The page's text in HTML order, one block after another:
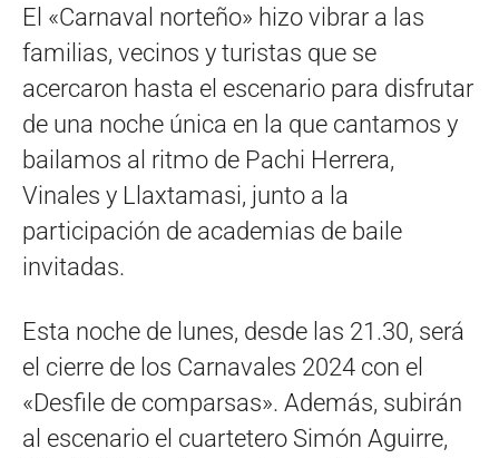
El «Carnaval norteño» hizo vibrar a las
familias, vecinos y turistas que se
acercaron hasta el escenario para disfrutar
de una noche única en la que cantamos y
bailamos al ritmo de Pachi Herrera,
Vinales y Llaxtamasi, junto a la
participación de academias de baile
invitadas.
Esta noche de lunes, desde las 21.30, será
el cierre de los Carnavales 2024 con el
«Desfile de comparsas». Además, subirán
al escenario el cuartetero Simón Aguirre,